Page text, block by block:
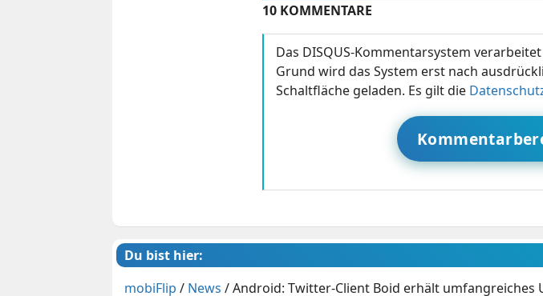
10 KOMMENTARE
Das DISQUS-Kommentarsystem
Grund wird das System erst nach
Schaltfläche geladen. Es gilt die
Du bist hier:
mobiFlip / News /Android: Twitter-Client Boid erhält umfangreiches